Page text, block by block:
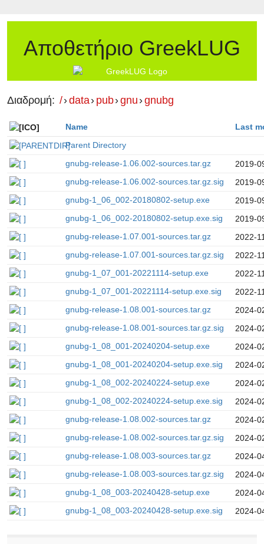
Αποθετήριο GreekLUG
Διαδρομή: /›data› pub›gnu ›gnubg
Name
Last
Parent Directory
gnubg-release-1.06.002-sources.tar.gz
2019-
gnubg-release-1.06.002-sources.tar.gz.sig
2019-
gnubg-1_06_002-20180802-setup.exe
2019-
gnubg-1_06_002-20180802-setup.exe.sig
2019-
gnubg-release-1.07.001-sources.tar.gz
2022-
gnubg-release-1.07.001-sources.tar.gz.sig
2022-
gnubg-1_07_001-20221114-setup.exe
2022-
gnubg-1_07_001-20221114-setup.exe.sig
2022-
gnubg-release-1.08.001-sources.tar.gz
2024-
gnubg-release-1.08.001-sources.tar.gz.sig
2024-
gnubg-1_08_001-20240204-setup.exe
2024-
gnubg-1_08_001-20240204-setup.exe.sig
2024-
gnubg-1_08_002-20240224-setup.exe
2024-
gnubg-1_08_002-20240224-setup.exe.sig
2024-
gnubg-release-1.08.002-sources.tar.gz
2024-
gnubg-release-1.08.002-sources.tar.gz.sig
2024-
gnubg-release-1.08.003-sources.tar.gz
2024-
gnubg-release-1.08.003-sources.tar.gz.sig
2024-
gnubg-1_08_003-20240428-setup.exe
2024-
gnubg-1_08_003-20240428-setup.exe.sig
2024-